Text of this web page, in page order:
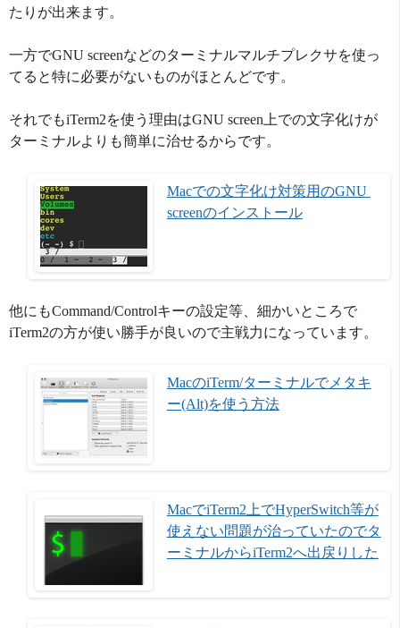
たりが出来ます。
一方でGNU screenなどのターミナルマルチプレクサを使っ
てると特に必要がないものがほとんどです。
それでもiTerm2を使う理由はGNU screen上での文字化けが
ターミナルよりも簡単に治せるからです。
Macでの文字化け対策用のGNU
screenのインストール
他にもCommand/Controlキーの設定等、細かいところで
iTerm2の方が使い勝手が良いので主戦力になっています。
MacのiTerm/ターミナルでメタキ
ー(Alt)を使う方法
MacでiTerm2上でHyperSwitch等が
使えない問題が治っていたのでタ
ーミナルからiTerm2へ出戻りした